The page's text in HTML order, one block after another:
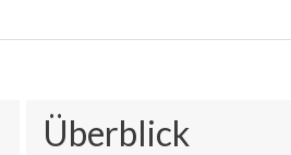
Überblick